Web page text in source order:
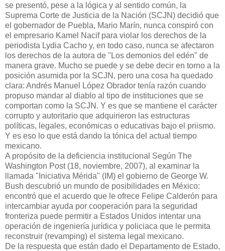
se presentó, pese a la lógica y al sentido común, la
Suprema Corte de Justicia de la Nación (SCJN) decidió que
el gobernador de Puebla, Mario Marín, nunca conspiró con
el empresario Kamel Nacif para violar los derechos de la
periodista Lydia Cacho y, en todo caso, nunca se afectaron
los derechos de la autora de "Los demonios del edén" de
manera grave. Mucho se puede y se debe decir en torno a la
posición asumida por la SCJN, pero una cosa ha quedado
clara: Andrés Manuel López Obrador tenía razón cuando
propuso mandar al diablo al tipo de instituciones que se
comportan como la SCJN. Y es que se mantiene el carácter
corrupto y autoritario que adquirieron las estructuras
políticas, legales, económicas o educativas bajo el priismo.
Y es eso lo que está dando la tónica del actual tiempo
mexicano.
A propósito de la deficiencia institucional Según The
Washington Post (18, noviembre, 2007), al examinar la
llamada "Iniciativa Mérida" (IM) el gobierno de George W.
Bush descubrió un mundo de posibilidades en México:
encontró que el acuerdo que le ofrece Felipe Calderón para
intercambiar ayuda por cooperación para la seguridad
fronteriza puede permitir a Estados Unidos intentar una
operación de ingeniería jurídica y policiaca que le permita
reconstruir (revamping) el sistema legal mexicano.
De la respuesta que están dado el Departamento de Estado,